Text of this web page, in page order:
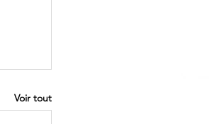
Voir tout